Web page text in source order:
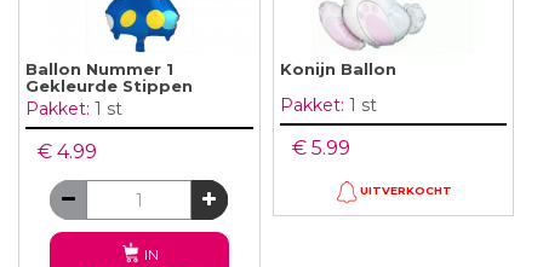
Ballon Nummer 1
Gekleurde Stippen
Pakket: 1 st
€ 4.99
IN
Konijn Ballon
Pakket: 1 st
€ 5.99
UITVERKOCHT